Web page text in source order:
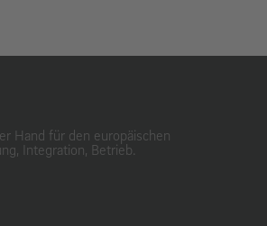
Hand für den europäischen
Integration, Betrieb.